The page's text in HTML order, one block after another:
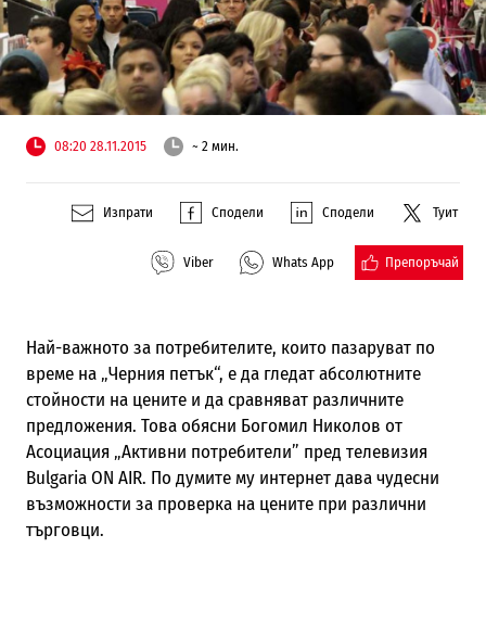
08:20 28.11.2015 ~ 2 мин.
Изпрати Сподели Сподели Туит
Viber Whats App Препоръчай
Най-важното за потребителите, които пазаруват по
време на „Черния петък“, е да гледат абсолютните
стойности на цените и да сравняват различните
предложения. Това обясни Богомил Николов от
Асоциация „Активни потребители” пред телевизия
Bulgaria ON AIR. По думите му интернет дава чудесни
възможности за проверка на цените при различни
търговци.